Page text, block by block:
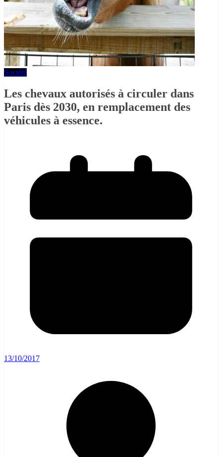
Société
Les chevaux autorisés à circuler dans
Paris dès 2030, en remplacement des
véhicules à essence.
13/10/2017